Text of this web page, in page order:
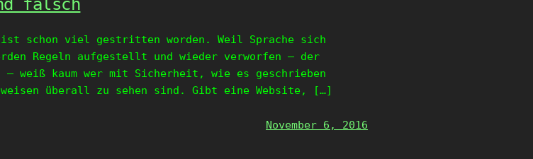
falsch
schon viel gestritten worden. Weil Sprache sich
Regeln aufgestellt und wieder verworfen – der
weiß kaum wer mit Sicherheit, wie es geschrieben
überall zu sehen sind. Gibt eine Website, […]
November 6, 2016